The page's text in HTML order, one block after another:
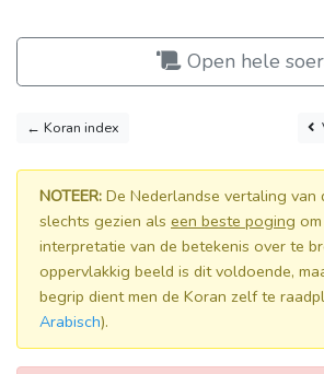
Open hele
← Koran index
NOTEER: De Nederlandse vertaling
slechts gezien als een beste poging
interpretatie van de betekenis over te
oppervlakkig beeld is dit voldoende,
begrip dient men de Koran zelf te
Arabisch).